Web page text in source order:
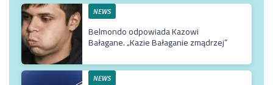
NEWS
Belmondo odpowiada Kazowi
Bałagane. „Kazie Bałaganie zmądrzej”
NEWS